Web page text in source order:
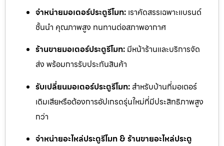
จำหน่ายมอเตอร์ประตูรีโมท: เราคัดสรรเฉพาะแบรนด์
ชั้นนำ คุณภาพสูง ทนทานต่อสภาพอากาศ
ร้านขายมอเตอร์ประตูรีโมท: มีหน้าร้านและบริการจัด
ส่ง พร้อมการรับประกันสินค้า
รับเปลี่ยนมอเตอร์ประตูรีโมท: สำหรับบ้านที่มอเตอร์
เดิมเสียหรือต้องการอัปเกรดรุ่นใหม่ที่มีประสิทธิภาพสูง
กว่า
จำหน่ายอะไหล่ประตูรีโมท & ร้านขายอะไหล่ประตู